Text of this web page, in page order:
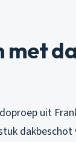
met
uit